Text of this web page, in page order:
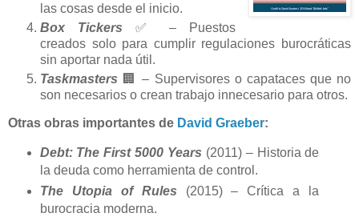
las cosas desde el inicio.
Box Tickers ✅ – Puestos
creados solo para cumplir regulaciones burocráticas
sin aportar nada útil.
Taskmasters 🏢 – Supervisores o capataces que no
son necesarios o crean trabajo innecesario para otros.
Otras obras importantes de David Graeber:
Debt: The First 5000 Years (2011) – Historia de
la deuda como herramienta de control.
The Utopia of Rules (2015) – Crítica a la
burocracia moderna.